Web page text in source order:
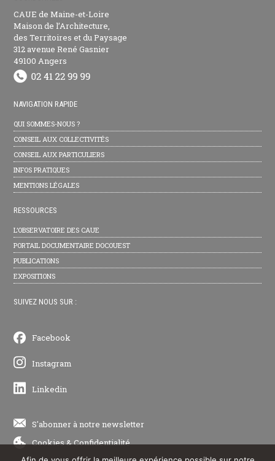
CAUE de Maine-et-Loire
Maison de l’Architecture,
des Territoires et du Paysage
312 avenue René Gasnier
49100 Angers
NAVIGATION RAPIDE
QUI SOMMES-NOUS ?
CONSEIL AUX COLLECTIVITÉS
CONSEIL AUX PARTICULIERS
INFOS PRATIQUES
MENTIONS LÉGALES
RESSOURCES
L’OBSERVATOIRE DES CAUE
PORTAIL DOCUMENTAIRE DOCOUEST
PUBLICATIONS
EXPOSITIONS
SUIVEZ NOUS SUR :
Facebook
Instagram
Linkedin
S'abonner à notre newsletter
Cookies&Confidentialité